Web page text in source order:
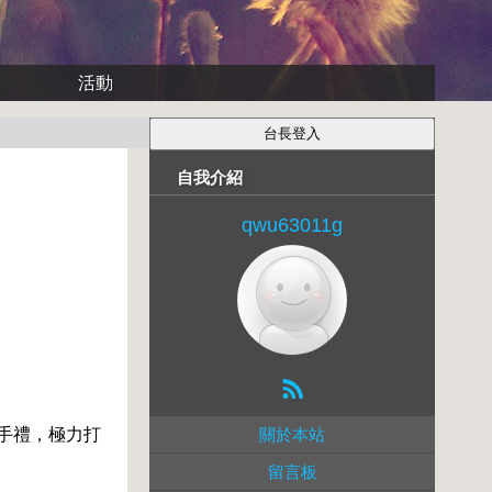
活動
禮，極力打
自我介紹
qwu63011g
關於本站
留言板